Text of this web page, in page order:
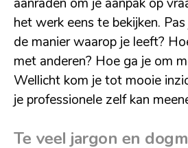
het werk eens te bekijken.
de manier waarop je leeft?
met anderen? Hoe ga je om
Wellicht kom je tot mooie
je professionele zelf kan
Te veel jargon en